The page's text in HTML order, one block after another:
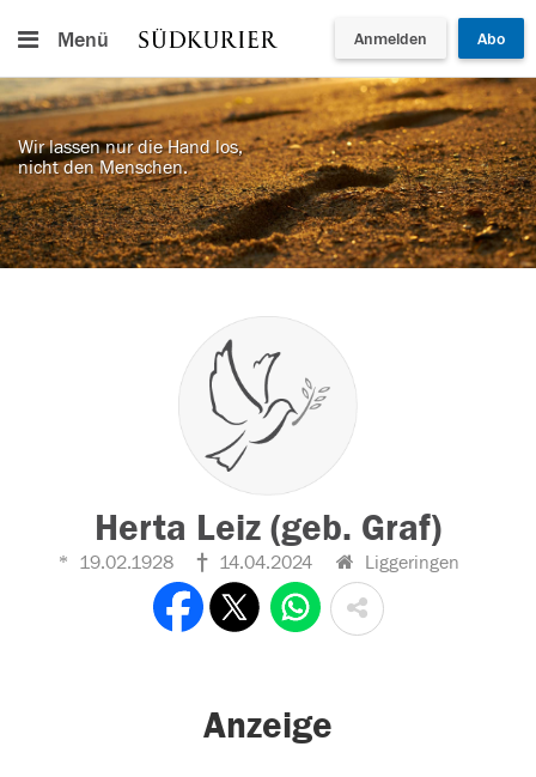
Menü Anmelden Abo
Wir lassen nur die Hand los,
nicht den Menschen.
Herta Leiz (geb. Graf)
19.02.1928 14.04.2024 Liggeringen
Anzeige